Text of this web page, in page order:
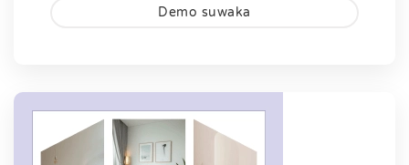
Demo suwaka